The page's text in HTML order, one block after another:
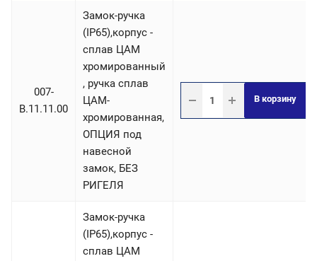
007-
B.11.11.00
Замок-ручка
(IP65),корпус -
сплав ЦАМ
хромированный
, ручка сплав
ЦАМ-
хромированная,
ОПЦИЯ под
навесной
замок, БЕЗ
РИГЕЛЯ
В корзину
Замок-ручка
(IP65),корпус -
сплав ЦАМ